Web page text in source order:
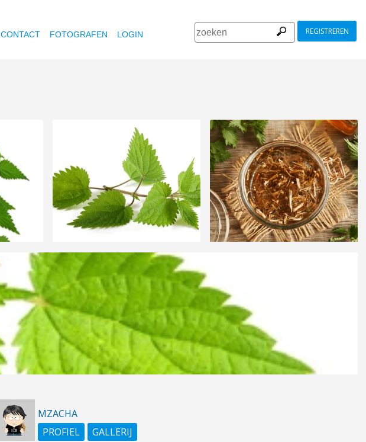
CONTACT FOTOGRAFEN LOGIN REGISTREREN
MZACHA
PROFIEL
GALLERIJ